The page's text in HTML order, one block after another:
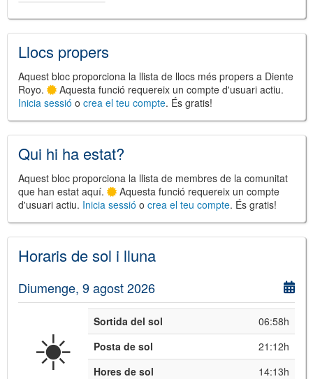
©Leaflet
JS library for interactive maps
©OpenStreetMap
© Institut Cartogràfic i Geològic de
Catalunya
Llocs propers
Aquest bloc proporciona la llista de llocs més propers a Diente
Royo.
Aquesta funció requereix un compte d'usuari actiu.
Inicia sessió o crea el teu compte. És gratis!
Qui hi ha estat?
Aquest bloc proporciona la llista de membres de la comunitat
que han estat aquí.
Aquesta funció requereix un compte
d'usuari actiu. Inicia sessió o crea el teu compte. És gratis!
Horaris de sol i lluna
Diumenge, 9 agost 2026
☀️ Sortida del sol
06:58h
Posta de sol
21:12h
Hores de sol
14:13h